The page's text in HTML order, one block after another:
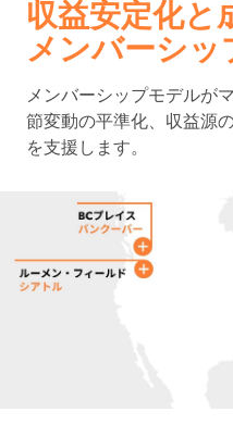
収益安定化と
メンバーシッ
メンバーシップモデルが
節変動の平準化、収益源
を支援します。